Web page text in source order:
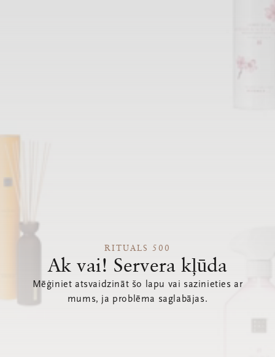
RITUALS 500
Ak vai! Servera kļūda
Mēģiniet atsvaidzināt šo lapu vai sazinieties ar
mums, ja problēma saglabājas.